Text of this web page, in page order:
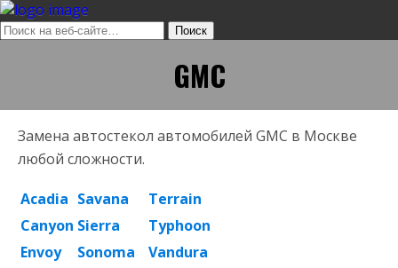
GMC
Замена автостекол автомобилей GMC в Москве
любой сложности.
Acadia Savana
Terrain
Canyon Sierra
Typhoon
Envoy
Sonoma
Vandura